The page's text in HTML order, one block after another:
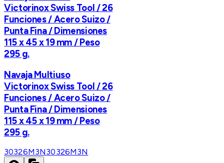
Victorinox Swiss Tool / 26
Funciones / Acero Suizo /
Punta Fina / Dimensiones
115 x 45 x 19 mm / Peso
295 g.
Navaja Multiuso
Victorinox Swiss Tool / 26
Funciones / Acero Suizo /
Punta Fina / Dimensiones
115 x 45 x 19 mm / Peso
295 g.
30326M3N30326M3N